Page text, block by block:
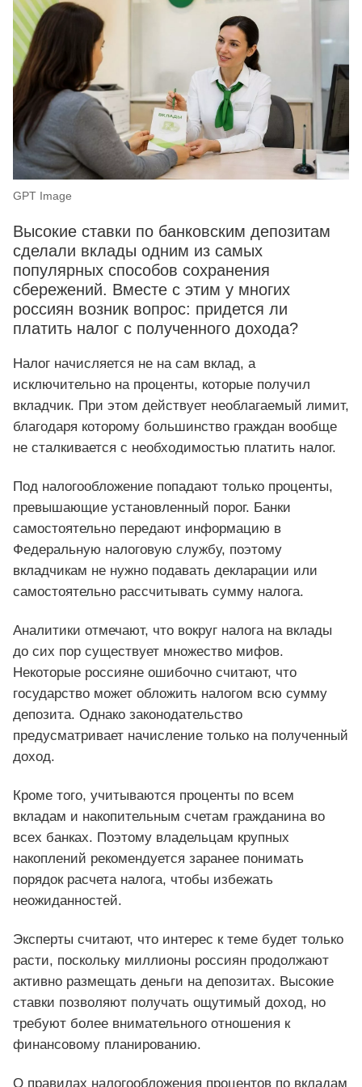
GPT Image
Высокие ставки по банковским депозитам
сделали вклады одним из самых
популярных способов сохранения
сбережений. Вместе с этим у многих
россиян возник вопрос: придется ли
платить налог с полученного дохода?
Налог начисляется не на сам вклад, а
исключительно на проценты, которые получил
вкладчик. При этом действует необлагаемый лимит,
благодаря которому большинство граждан вообще
не сталкивается с необходимостью платить налог.
Под налогообложение попадают только проценты,
превышающие установленный порог. Банки
самостоятельно передают информацию в
Федеральную налоговую службу, поэтому
вкладчикам не нужно подавать декларации или
самостоятельно рассчитывать сумму налога.
Аналитики отмечают, что вокруг налога на вклады
до сих пор существует множество мифов.
Некоторые россияне ошибочно считают, что
государство может обложить налогом всю сумму
депозита. Однако законодательство
предусматривает начисление только на полученный
доход.
Кроме того, учитываются проценты по всем
вкладам и накопительным счетам гражданина во
всех банках. Поэтому владельцам крупных
накоплений рекомендуется заранее понимать
порядок расчета налога, чтобы избежать
неожиданностей.
Эксперты считают, что интерес к теме будет только
расти, поскольку миллионы россиян продолжают
активно размещать деньги на депозитах. Высокие
ставки позволяют получать ощутимый доход, но
требуют более внимательного отношения к
финансовому планированию.
О правилах налогообложения процентов по вкладам